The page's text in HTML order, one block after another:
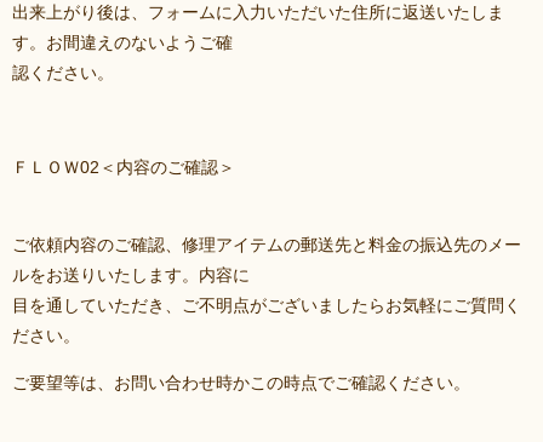
出来上がり後は、フォームに入力いただいた住所に返送いたしま
す。お間違えのないようご確
認ください。
ＦＬＯＷ02＜内容のご確認＞
ご依頼内容のご確認、修理アイテムの郵送先と料金の振込先のメー
ルをお送りいたします。内容に
目を通していただき、ご不明点がございましたらお気軽にご質問く
ださい。
ご要望等は、お問い合わせ時かこの時点でご確認ください。